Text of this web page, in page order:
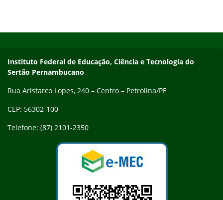
Endereço
Instituto Federal de Educação, Ciência e Tecnologia do
Sertão Pernambucano
Rua Aristarco Lopes, 240 – Centro – Petrolina/PE
CEP: 56302-100
Telefone: (87) 2101-2350